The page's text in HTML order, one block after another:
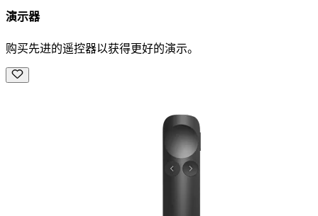
演示器
购买先进的遥控器以获得更好的演示。